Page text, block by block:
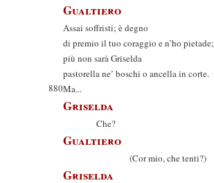
Gualtiero
Assai soffristi; è degno
di premio il tuo coraggio e n’ho pietade;
più non sarà Griselda
pastorella ne’ boschi o ancella in corte.
880Ma...
Griselda
Che?
Gualtiero
(Cor mio, che tenti?)
Griselda